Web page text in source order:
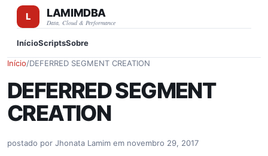
Pular para o conteúdo principal
LAMIMDBA
Data, Cloud & Performance
InícioScriptsSobre
Início/DEFERRED SEGMENT CREATION
DEFERRED SEGMENT
CREATION
postado por Jhonata Lamim em novembro 29, 2017